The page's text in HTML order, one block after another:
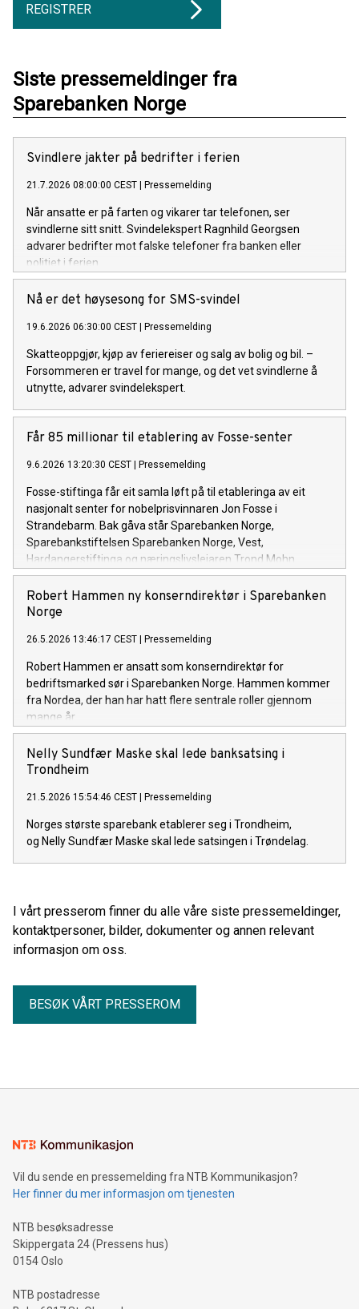
REGISTRER
Siste pressemeldinger fra
Sparebanken Norge
Svindlere jakter på bedrifter i ferien
21.7.2026 08:00:00 CEST | Pressemelding
Når ansatte er på farten og vikarer tar telefonen, ser
svindlerne sitt snitt. Svindelekspert Ragnhild Georgsen
advarer bedrifter mot falske telefoner fra banken eller
politiet i ferien.
Nå er det høysesong for SMS-svindel
19.6.2026 06:30:00 CEST | Pressemelding
Skatteoppgjør, kjøp av feriereiser og salg av bolig og bil. –
Forsommeren er travel for mange, og det vet svindlerne å
utnytte, advarer svindelekspert.
Får 85 millionar til etablering av Fosse-senter
9.6.2026 13:20:30 CEST | Pressemelding
Fosse-stiftinga får eit samla løft på til etableringa av eit
nasjonalt senter for nobelprisvinnaren Jon Fosse i
Strandebarm. Bak gåva står Sparebanken Norge,
Sparebankstiftelsen Sparebanken Norge, Vest,
Hardangerstiftinga og næringslivsleiaren Trond Mohn.
Robert Hammen ny konserndirektør i Sparebanken
Norge
26.5.2026 13:46:17 CEST | Pressemelding
Robert Hammen er ansatt som konserndirektør for
bedriftsmarked sør i Sparebanken Norge. Hammen kommer
fra Nordea, der han har hatt flere sentrale roller gjennom
mange år.
Nelly Sundfær Maske skal lede banksatsing i
Trondheim
21.5.2026 15:54:46 CEST | Pressemelding
Norges største sparebank etablerer seg i Trondheim,
og Nelly Sundfær Maske skal lede satsingen i Trøndelag.
I vårt presserom finner du alle våre siste pressemeldinger,
kontaktpersoner, bilder, dokumenter og annen relevant
informasjon om oss.
BESØK VÅRT PRESSEROM
Vil du sende en pressemelding fra NTB Kommunikasjon?
Her finner du mer informasjon om tjenesten
NTB besøksadresse
Skippergata 24 (Pressens hus)
0154 Oslo
NTB postadresse